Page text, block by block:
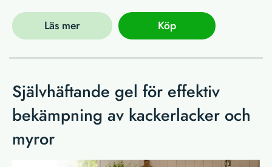
Läs mer Köp
Självhäftande gel för effektiv
bekämpning av kackerlacker och
myror